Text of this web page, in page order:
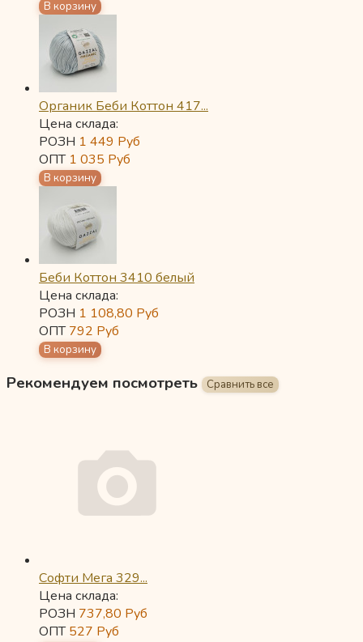
Органик Беби Коттон 417...
Цена склада:
РОЗН 1 449 Руб
ОПТ 1 035 Руб
Беби Коттон 3410 белый
Цена склада:
РОЗН 1 108,80 Руб
ОПТ792 Руб
Рекомендуем посмотреть
Софти Мега 329...
Цена склада:
РОЗН 737,80 Руб
ОПТ527 Руб